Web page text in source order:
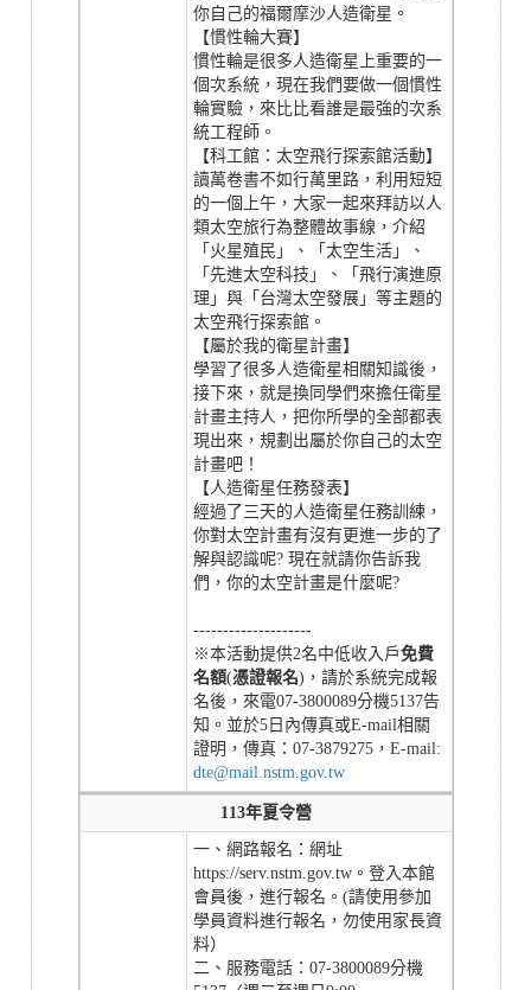
你自己的福爾摩沙人造衛星。
【慣性輪大賽】
慣性輪是很多人造衛星上重要的一
個次系統，現在我們要做一個慣性
輪實驗，來比比看誰是最強的次系
統工程師。
【科工館：太空飛行探索館活動】
讀萬卷書不如行萬里路，利用短短
的一個上午，大家一起來拜訪以人
類太空旅行為整體故事線，介紹
「火星殖民」、「太空生活」、
「先進太空科技」、「飛行演進原
理」與「台灣太空發展」等主題的
太空飛行探索館。
【屬於我的衛星計畫】
學習了很多人造衛星相關知識後，
接下來，就是換同學們來擔任衛星
計畫主持人，把你所學的全部都表
現出來，規劃出屬於你自己的太空
計畫吧！
【人造衛星任務發表】
經過了三天的人造衛星任務訓練，
你對太空計畫有沒有更進一步的了
解與認識呢? 現在就請你告訴我
們，你的太空計畫是什麼呢?
--------------------
※本活動提供2名中低收入戶免費
名額(憑證報名)，請於系統完成報
名後，來電07-3800089分機5137告
知。並於5日內傳真或E-mail相關
證明，傳真：07-3879275，E-mail:
dte@mail.nstm.gov.tw
113年夏令營
一、網路報名：網址
https://serv.nstm.gov.tw。登入本館
會員後，進行報名。(請使用參加
學員資料進行報名，勿使用家長資
料）
二、服務電話：07-3800089分機